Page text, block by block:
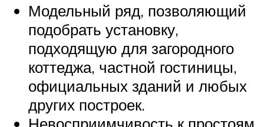
Модельный ряд, позволяющий
подобрать установку,
подходящую для загородного
коттеджа, частной гостиницы,
официальных зданий и любых
других построек.